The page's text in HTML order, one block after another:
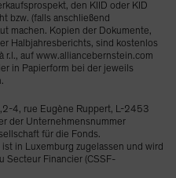
den KIID oder KID
bzw. (falls anschließend
machen. Kopien der Dokumente,
Halbjahresberichts, sind kostenlos
r.l., auf www.alliancebernstein.com
in Papierform bei der jeweils
4, rue Eugène Ruppert, L-2453
der Unternehmensnummer
für die Fonds.
in Luxemburg zugelassen und wird
Secteur Financier (CSSF-